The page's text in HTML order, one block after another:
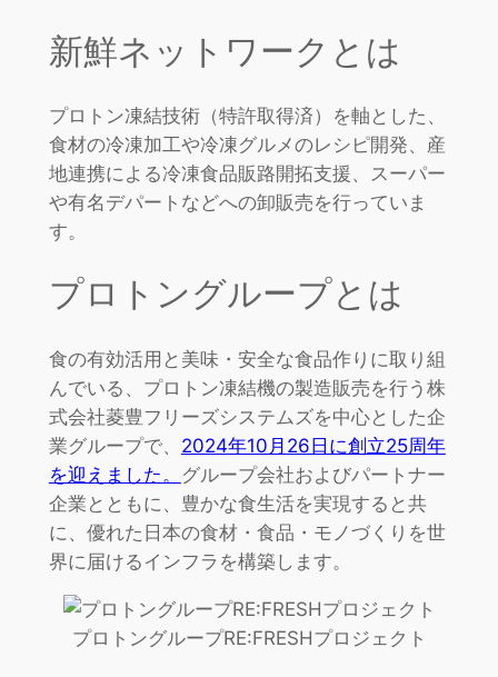
新鮮ネットワークとは
プロトン凍結技術（特許取得済）を軸とした、
食材の冷凍加工や冷凍グルメのレシピ開発、産
地連携による冷凍食品販路開拓支援、スーパー
や有名デパートなどへの卸販売を行っていま
す。
プロトングループとは
食の有効活用と美味・安全な食品作りに取り組
んでいる、プロトン凍結機の製造販売を行う株
式会社菱豊フリーズシステムズを中心とした企
業グループで、 2024年10月26日に創立25周年
を迎えました。
グループ会社およびパートナー
企業とともに、豊かな食生活を実現すると共
に、優れた日本の食材・食品・モノづくりを世
界に届けるインフラを構築します。
プロトングループRE:FRESHプロジェクト